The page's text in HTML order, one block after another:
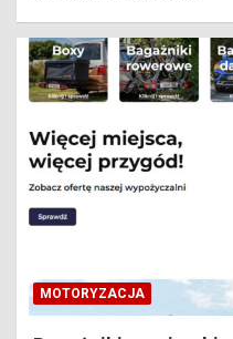
MOTORYZACJA